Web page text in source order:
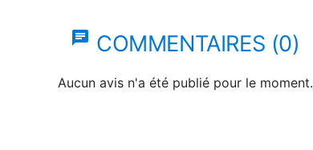
chat COMMENTAIRES (0)
Aucun avis n'a été publié pour le moment.